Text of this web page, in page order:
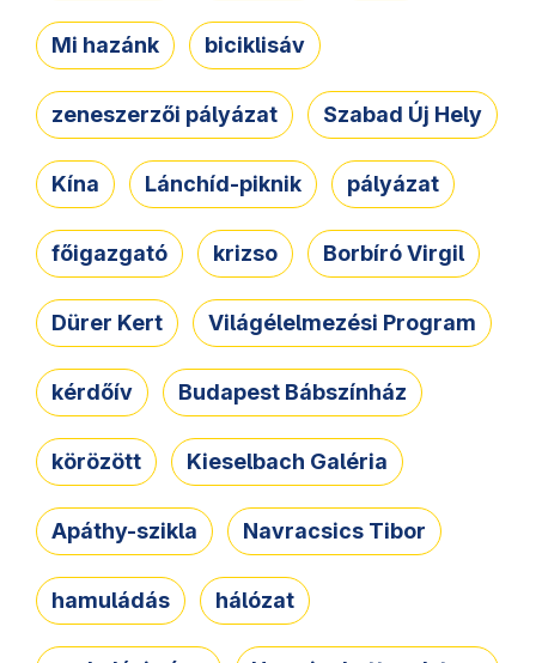
Mi hazánk biciklisáv
zeneszerzői pályázat Szabad Új Hely
Kína Lánchíd-piknik pályázat
főigazgató krizso Borbíró Virgil
Dürer Kert Világélelmezési Program
kérdőív Budapest Bábszínház
körözött Kieselbach Galéria
Apáthy-szikla Navracsics Tibor
hamuládás hálózat